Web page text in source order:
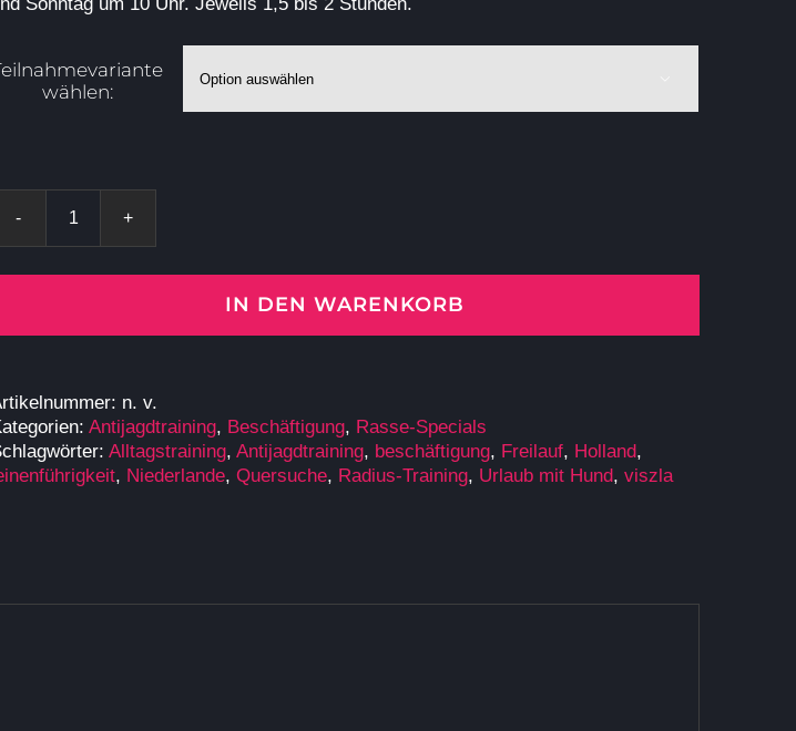
wählen:
Viszla-
Spezial-
Woche
Gröning
Menge
IN DEN WARENKORB
n. v.
Antijagdtraining, Beschäftigung, Rasse-Specials
Alltagstraining, Antijagdtraining, beschäftigung, Freilauf, Holland,
, Niederlande, Quersuche, Radius-Training, Urlaub mit Hund, viszla